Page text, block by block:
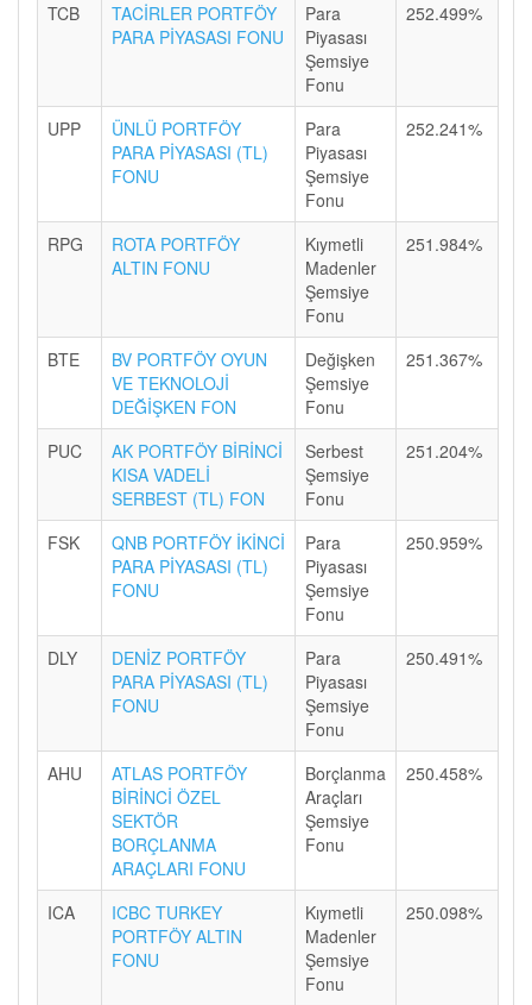
TCB
TACİRLER PORTFÖY
PARA PİYASASI FONU
Para
Piyasası
Şemsiye
Fonu
252.499%
UPP
ÜNLÜ PORTFÖY
PARA PİYASASI (TL)
FONU
Para
Piyasası
Şemsiye
Fonu
252.241%
RPG
ROTA PORTFÖY
ALTIN FONU
Kıymetli
Madenler
Şemsiye
Fonu
251.984%
BTE
BV PORTFÖY OYUN
VE TEKNOLOJİ
DEĞİŞKEN FON
Değişken
Şemsiye
Fonu
251.367%
PUC
AK PORTFÖY BİRİNCİ
KISA VADELİ
SERBEST (TL) FON
Serbest
Şemsiye
Fonu
251.204%
FSK
QNB PORTFÖY İKİNCİ
PARA PİYASASI (TL)
FONU
Para
Piyasası
Şemsiye
Fonu
250.959%
DLY
DENİZ PORTFÖY
PARA PİYASASI (TL)
FONU
Para
Piyasası
Şemsiye
Fonu
250.491%
AHU
ATLAS PORTFÖY
BİRİNCİ ÖZEL
SEKTÖR
BORÇLANMA
ARAÇLARI FONU
Borçlanma
Araçları
Şemsiye
Fonu
250.458%
ICA
ICBC TURKEY
PORTFÖY ALTIN
FONU
Kıymetli
Madenler
Şemsiye
Fonu
250.098%